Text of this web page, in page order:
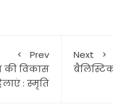
Prev
की विकास
: स्मृति
Next